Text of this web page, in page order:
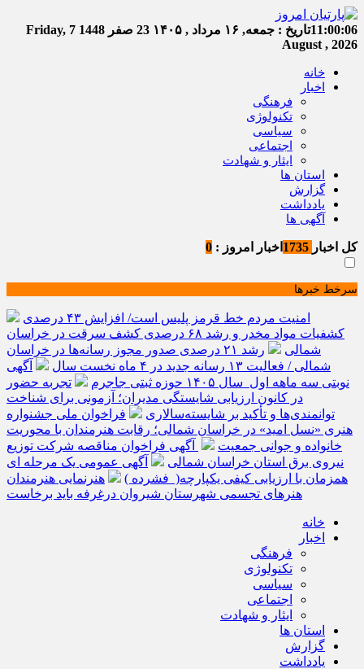
11:00:06تاریخ : جمعه, ۱۶ مرداد , ۱۴۰۵ 23 صفر 1448
Friday, 7
August , 2026
خانه
اخبار
فرهنگی
تکنولوژی
سیاسی
اجتماعی
ایثار و شهادت
استان ها
گزارش
یادداشت
آگهی ها
کل اخبار اخبار امروز : 0
سرخط خبرها
امنیت مردم خط قرمز پلیس است/ افزایش ۴۳ درصدی
کشفیات مواد مخدر و رشد ۶۸ درصدی کشف سرقت در خراسان
شمالی
رشد ۲۱ درصدی صدور مجوز رسانه‌ها در خراسان
شمالی / فعالیت ۱۳ رسانه جدید در ۴ ماه نخست سال
آگهی
نوبتی سه ماهه اول سال ۱۴۰۵ حوزه ثبتی جاجرم
تجربه حضور
در کانون ارزیابی شایستگی مدیران؛ آزمونی برای شناخت
توانمندی‌ها و تأکید بر شایسته‌سالاری
فراخوان ملی جشنواره
هنری «نسل امید» در خراسان شمالی؛ رقابت هنرمندان با محوریت
خانواده و جوانی جمعیت
آگهی فراخوان مناقصه شرکت توزیع
نیروی برق استان خراسان شمالی
آگهی عمومی یک مرحله ای
همزمان با ارزیابی کیفی یکپارچه( فشرده )
هنرنمایی هنرمندان
هنرهای تجسمی شهرستان شیروان درغرفه باید برخاست
خانه
اخبار
فرهنگی
تکنولوژی
سیاسی
اجتماعی
ایثار و شهادت
استان ها
گزارش
یادداشت